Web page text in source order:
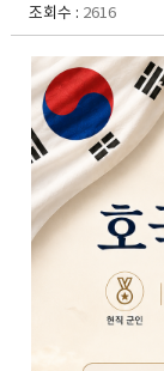
조회수 : 2616